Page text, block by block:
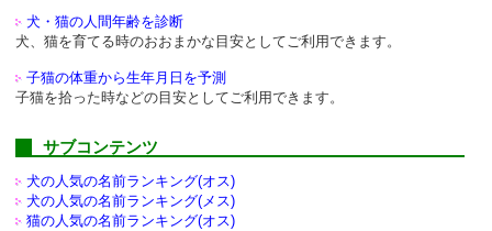
犬・猫の人間年齢を診断
犬、猫を育てる時のおおまかな目安としてご利用できます。
子猫の体重から生年月日を予測
子猫を拾った時などの目安としてご利用できます。
サブコンテンツ
犬の人気の名前ランキング(オス)
犬の人気の名前ランキング(メス)
猫の人気の名前ランキング(オス)